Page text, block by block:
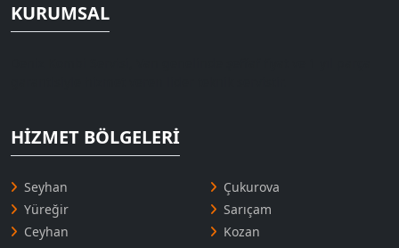
KURUMSAL
HIZMET BÖLGELERI
Seyhan
Çukurova
Yüreğir
Sarıçam
Ceyhan
Kozan